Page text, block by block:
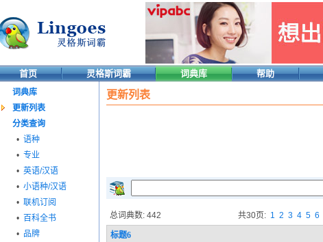
首页 灵格斯词霸 词典库 帮助
词典库
更新列表
分类查询
• 语种
• 专业
• 英语/汉语
• 小语种/汉语
• 联机订阅
• 百科全书
• 品牌
更新列表
总词典数: 442 共30页: 1 2 3 4 5 6
标题6